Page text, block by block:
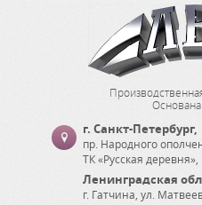
Основана
г. Санкт-Петербург,
пр. Народного
ТК «Русская
Ленинградская
г. Гатчина ул.